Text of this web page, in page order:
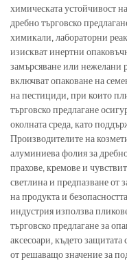
химическата устойчивост
дребно търговско
химикали, лабораторни
изискват инертни
замърсяване или нежелани
включват опаковане на
на пестициди, при които
търговско предлагане
околната среда, като
Производителите на
алуминиева фолия за
прахове, кремове и
светлина и предпазване от
на продукта и
индустрия използва
търговско предлагане за
аксесоари, където
от решаващо значение за